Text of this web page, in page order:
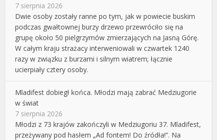
7 sierpnia 2026
Dwie osoby zostały ranne po tym, jak w powiecie buskim
podczas gwałtownej burzy drzewo przewróciło się na
grupę około 50 pielgrzymów zmierzających na Jasną Górę.
W całym kraju strażacy interweniowali w czwartek 1240
razy w związku z burzami i silnym wiatrem; łącznie
ucierpiały cztery osoby.
Mladifest dobiegł końca. Młodzi mają zabrać Medziugorie
w świat
7 sierpnia 2026
Młodzi z 73 krajów zakończyli w Medziugoriu 37. Mladifest,
przeżywany pod hasłem „Ad fontem! Do źródła!”. Na